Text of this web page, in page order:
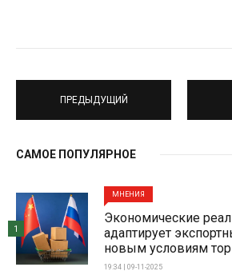
ПРЕДЫДУЩИЙ
САМОЕ ПОПУЛЯРНОЕ
МНЕНИЯ
Экономические
адаптирует
новым условиям
19:34 | 09-11-2025
1